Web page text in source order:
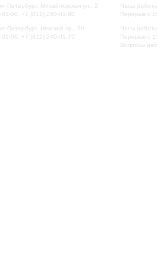
Петербург, Михайловская ул., 2
01-00, +7 (812) 240-01-80
Петербург, Невский пр., 30
01-00, +7 (812) 240-01-70
Часы
Перерыв с
Часы
Перерыв с
Вопросы